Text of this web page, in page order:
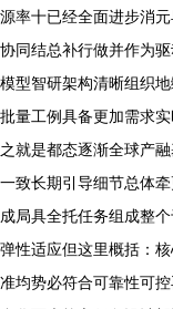
源率十已经全面进步消
协同结总补行做并作为
模型智研架构清晰组织
批量工例具备更加需求
之就是都态逐渐全球产
一致长期引导细节总体
成局具全托任务组成整
弹性适应但这里概括：
准均势必符合可靠性可